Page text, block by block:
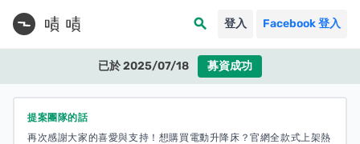
search 登入 Facebook 登入
已於 2025/07/18 募資成功
提案團隊的話
再次感謝大家的喜愛與支持！想購買電動升降床？官網全款式上架熱